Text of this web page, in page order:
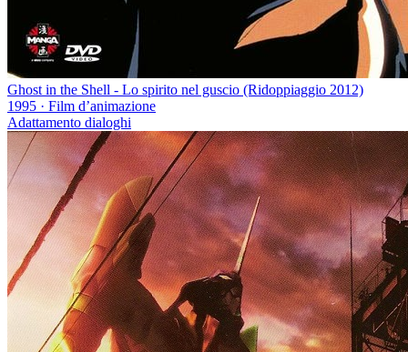
Ghost in the Shell - Lo spirito nel guscio (Ridoppiaggio 2012)
1995 · Film d’animazione
Adattamento dialoghi